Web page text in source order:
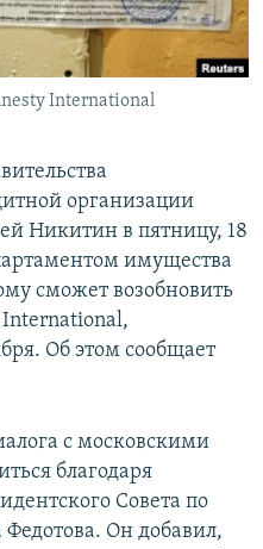
International
организации
Никитин в пятницу, 18
имущества
сможет возобновить
International,
Об этом сообщает
с московскими
благодаря
Совета по
Он добавил,